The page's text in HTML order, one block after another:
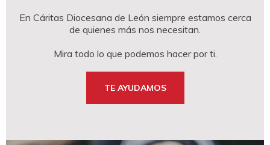
En Cáritas Diocesana de León siempre estamos cerca
de quienes más nos necesitan.
Mira todo lo que podemos hacer por ti.
TE AYUDAMOS